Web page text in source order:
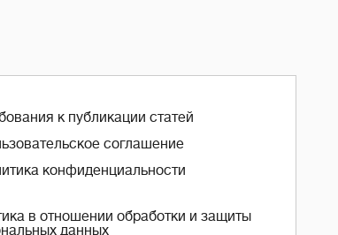
к публикации статей
соглашение
конфиденциальности
в отношении обработки и защиты
данных